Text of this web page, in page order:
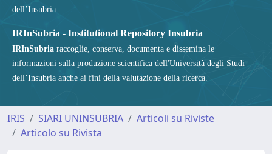
dell’Insubria.
IRInSubria - Institutional Repository Insubria
IRInSubria raccoglie, conserva, documenta e dissemina le
informazioni sulla produzione scientifica dell'Università degli Studi
dell’Insubria anche ai fini della valutazione della ricerca.
IRIS SIARI UNINSUBRIA
Articoli su Riviste
Articolo su Rivista